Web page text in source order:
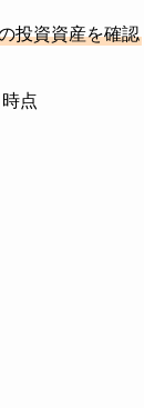
投資資産を確認
点